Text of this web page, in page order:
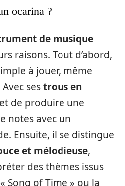
ocarina ?
de musique
raisons. Tout d’abord,
à jouer, même
sestrous en
de produire une
notes avec un
Ensuite, il se distingue
et mélodieuse,
des thèmes issus
Song of Time » ou la